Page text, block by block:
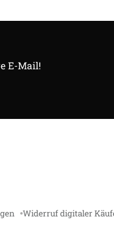
E-Mail!
Widerruf digitaler